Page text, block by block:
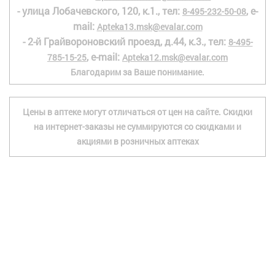
- улица Лобачевского, 120, к.1., тел: 8-495-232-50-08, e-
mail: Apteka13.msk@evalar.com
- 2-й Грайвороновский проезд, д.44, к.3., тел: 8-495-
785-15-25, e-mail: Apteka12.msk@evalar.com
Благодарим за Ваше понимание.
Цены в аптеке могут отличаться от цен на сайте. Скидки
на интернет-заказы не суммируются со скидками и
акциями в розничных аптеках